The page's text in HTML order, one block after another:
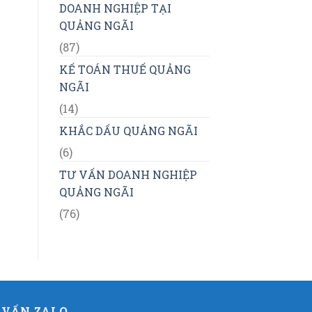
DOANH NGHIỆP TẠI
QUẢNG NGÃI
(87)
KẾ TOÁN THUẾ QUẢNG
NGÃI
(14)
KHẮC DẤU QUẢNG NGÃI
(6)
TƯ VẤN DOANH NGHIỆP
QUẢNG NGÃI
(76)